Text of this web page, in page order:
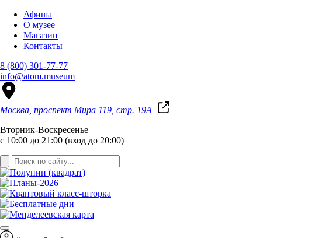
Афиша
О музее
Магазин
Контакты
8 (800) 301-77-77
info@atom.museum
Москва, проспект Мира 119, стр. 19А
Вторник-Воскресенье
с 10:00 до 21:00 (вход до 20:00)